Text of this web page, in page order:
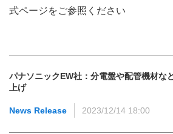
式ページをご参照ください
パナソニックEW社：分電盤や配管機材な
上げ
News Release 2023/12/14 18:00